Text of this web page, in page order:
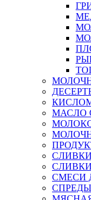
МАСЛО
СЛИВКИ
СМЕСИ
СПРЕДЫ